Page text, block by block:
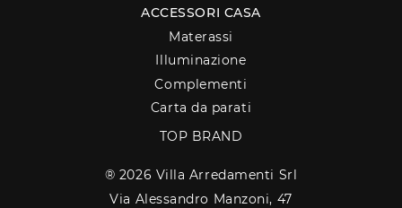
ACCESSORI CASA
Materassi
Illuminazione
Complementi
Carta da parati
TOP BRAND
® 2026 Villa Arredamenti Srl
Via Alessandro Manzoni, 47